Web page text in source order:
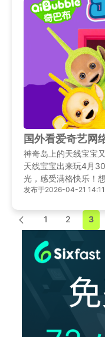
国外看爱奇艺网
神奇岛上的天线宝宝
天线宝宝出来玩4月
光，感受满格快乐！
首播的《天线宝宝出
质模糊、地区限制问
发布于2026-04-21
1 2 3